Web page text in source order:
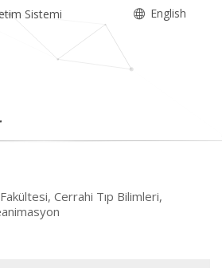
Sistemi English
Cerrahi Tıp Bilimleri,